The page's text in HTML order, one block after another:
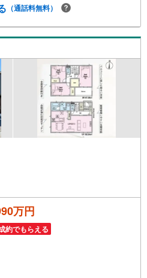
相談下さい。 ご予算や自己資金、
営業時間 9:30～18:30（定休日:
い合わせがスムーズにご案内でき
タンより現地のご案内も可能で
＝＝＝
（通話料無料）
万円
約でもらえる